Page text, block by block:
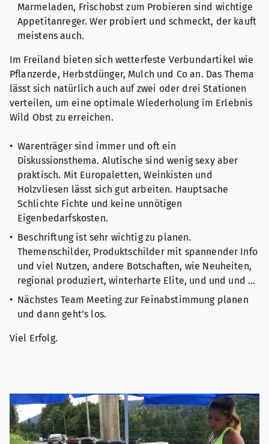
Marmeladen, Frischobst zum Probieren sind wichtige
Appetitanreger. Wer probiert und schmeckt, der kauft
meistens auch.
Im Freiland bieten sich wetterfeste Verbundartikel wie
Pflanzerde, Herbstdünger, Mulch und Co an. Das Thema
lässt sich natürlich auch auf zwei oder drei Stationen
verteilen, um eine optimale Wiederholung im Erlebnis
Wild Obst zu erreichen.
Warenträger sind immer und oft ein
Diskussionsthema. Alutische sind wenig sexy aber
praktisch. Mit Europaletten, Weinkisten und
Holzvliesen lässt sich gut arbeiten. Hauptsache
Schlichte Fichte und keine unnötigen
Eigenbedarfskosten.
Beschriftung ist sehr wichtig zu planen.
Themenschilder, Produktschilder mit spannender Info
und viel Nutzen, andere Botschaften, wie Neuheiten,
regional produziert, winterharte Elite, und und und …
Nächstes Team Meeting zur Feinabstimmung planen
und dann geht’s los.
Viel Erfolg.